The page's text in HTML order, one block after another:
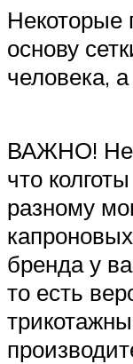
Некоторые
основу
человека,
ВАЖНО! Не
что
разному
бренда у
то есть